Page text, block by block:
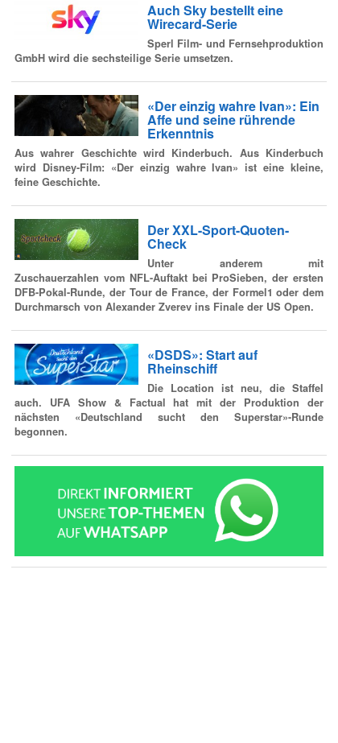
Auch Sky bestellt eine
Wirecard-Serie
Sperl Film- und Fernsehproduktion
GmbH wird die sechsteilige Serie umsetzen.
«Der einzig wahre Ivan»: Ein
Affe und seine rührende
Erkenntnis
Aus wahrer Geschichte wird Kinderbuch. Aus Kinderbuch
wird Disney-Film: «Der einzig wahre Ivan» ist eine kleine,
feine Geschichte.
Der XXL-Sport-Quoten-
Check
Unter anderem mit
Zuschauerzahlen vom NFL-Auftakt bei ProSieben, der ersten
DFB-Pokal-Runde, der Tour de France, der Formel1 oder dem
Durchmarsch von Alexander Zverev ins Finale der US Open.
«DSDS»: Start auf
Rheinschiff
Die Location ist neu, die Staffel
auch. UFA Show & Factual hat mit der Produktion der
nächsten «Deutschland sucht den Superstar»-Runde
begonnen.